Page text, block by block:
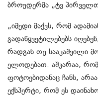
ბროუდერმა „ტვ
„იმედი მაქვს, რომ
გადაწყვეტილებებს
რადგან თუ სააკაშვილი
ელოდებათ. აშკარაა, რომ
ფოტოებიდანაც ჩანს,
ექსპერტი, რომ ეს